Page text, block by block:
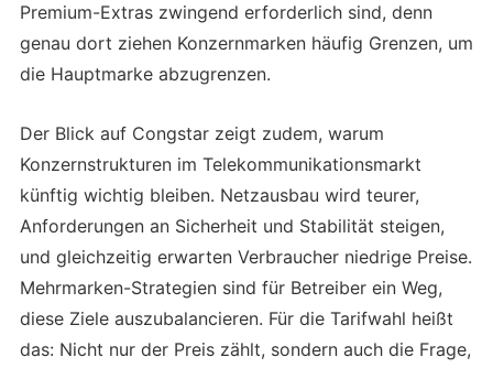
Premium-Extras zwingend erforderlich sind, denn
genau dort ziehen Konzernmarken häufig Grenzen, um
die Hauptmarke abzugrenzen.
Der Blick auf Congstar zeigt zudem, warum
Konzernstrukturen im Telekommunikationsmarkt
künftig wichtig bleiben. Netzausbau wird teurer,
Anforderungen an Sicherheit und Stabilität steigen,
und gleichzeitig erwarten Verbraucher niedrige Preise.
Mehrmarken-Strategien sind für Betreiber ein Weg,
diese Ziele auszubalancieren. Für die Tarifwahl heißt
das: Nicht nur der Preis zählt, sondern auch die Frage,